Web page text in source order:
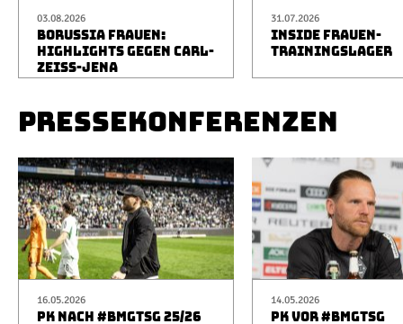
03.08.2026
BORUSSIA FRAUEN:
HIGHLIGHTS GEGEN CARL-
ZEISS-JENA
31.07.2026
INSIDE FRAUEN-
TRAININGSLAGER
PRESSEKONFERENZEN
16.05.2026
PK NACH #BMGTSG 25/26
14.05.2026
PK VOR #BMGTSG